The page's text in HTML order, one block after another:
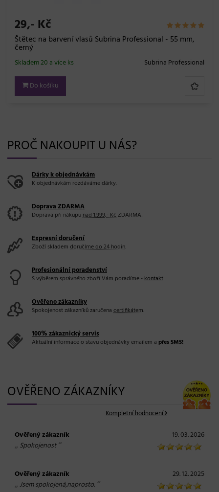
29,- Kč
Štětec na barvení vlasů Subrina Professional - 55 mm,
černý
Subrina Professional
Skladem 20 a více ks
Do košíku
PROČ NAKOUPIT U NÁS?
Dárky k objednávkám
K objednávkám rozdáváme dárky.
Doprava ZDARMA
Doprava při nákupunad 1.999,- KčZDARMA!
Expresní doručení
Zboží skladem doručíme do 24 hodin.
Profesionální poradenství
S výběrem správného zboží Vám poradíme -kontakt.
Ověřeno zákazníky
Spokojenost zákazníků zaručena certifikátem.
100% zákaznický servis
Aktuální informace o stavu objednávky emailem a přes SMS!
OVĚŘENO ZÁKAZNÍKY
Kompletní hodnocení
Ověřený zákazník 19. 03. 2026
„ Spokojenost“
Ověřený zákazník 29. 12. 2025
„ Jsem spokojená,naprosto. “